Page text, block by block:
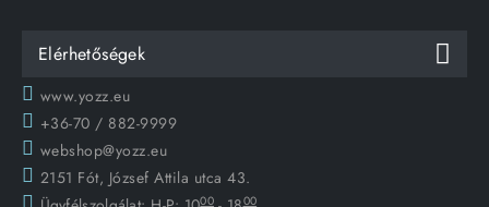
Elérhetőségek
www.yozz.eu
+36-70 / 882-9999
webshop@yozz.eu
2151 Fót, József Attila utca 43.
00 00